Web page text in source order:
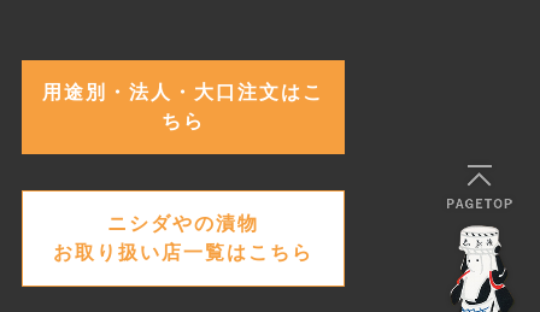
用途別・法人・大口注文はこ
ちら
ニシダやの漬物
お取り扱い店一覧はこちら